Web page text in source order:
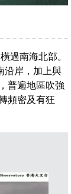
過南海北部。
沿岸，加上與
普遍地區吹強
頻密及有狂